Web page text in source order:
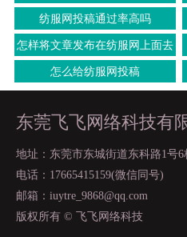
纺服网投稿通过率高吗
怎样将文章发布在纺服网上面去
怎么给纺服网投稿
东莞飞飞网络科技有
地址：东莞市东城街道东科路1号6
电话：17665415159(微信同号)
邮箱：iuytre_9868@qq.com
版权所有 © 飞飞网络科技